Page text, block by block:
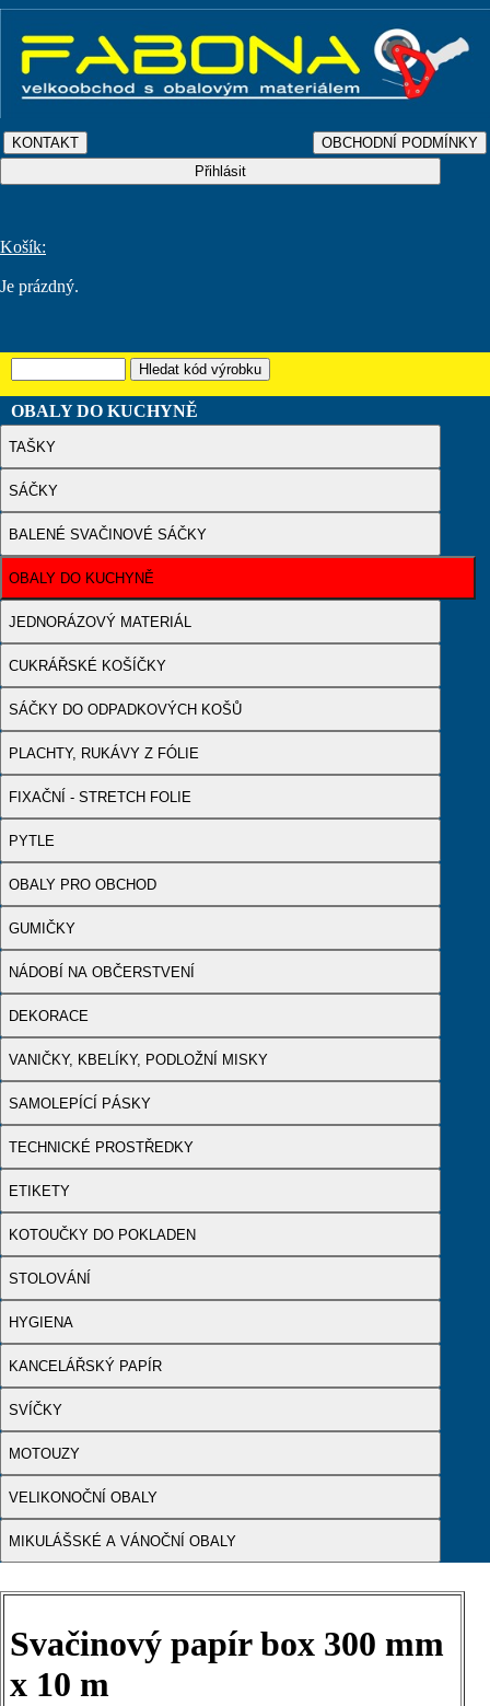
Košík:
Je prázdný.
OBALY DO KUCHYNĚ
TAŠKY
SÁČKY
BALENÉ SVAČINOVÉ SÁČKY
OBALY DO KUCHYNĚ
JEDNORÁZOVÝ MATERIÁL
CUKRÁŘSKÉ KOŠÍČKY
SÁČKY DO ODPADKOVÝCH KOŠŮ
PLACHTY, RUKÁVY Z FÓLIE
FIXAČNÍ - STRETCH FOLIE
PYTLE
OBALY PRO OBCHOD
GUMIČKY
NÁDOBÍ NA OBČERSTVENÍ
DEKORACE
VANIČKY, KBELÍKY, PODLOŽNÍ MISKY
SAMOLEPÍCÍ PÁSKY
TECHNICKÉ PROSTŘEDKY
ETIKETY
KOTOUČKY DO POKLADEN
STOLOVÁNÍ
HYGIENA
KANCELÁŘSKÝ PAPÍR
SVÍČKY
MOTOUZY
VELIKONOČNÍ OBALY
MIKULÁŠSKÉ A VÁNOČNÍ OBALY
Svačinový papír box 300 mm
x 10 m